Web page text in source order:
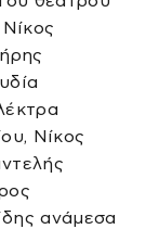
Νίκος
ανάμεσα